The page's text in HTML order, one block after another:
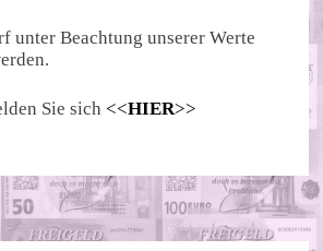
unter Beachtung unserer Werte
Sie sich <<HIER>>